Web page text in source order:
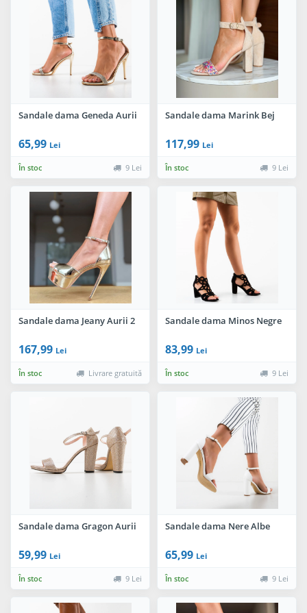
Sandale dama Geneda Aurii
65,99 Lei
În stoc 9 Lei
Sandale dama Marink Bej
117,99 Lei
În stoc 9 Lei
Sandale dama Jeany Aurii 2
167,99 Lei
În stoc Livrare gratuită
Sandale dama Minos Negre
83,99 Lei
În stoc 9 Lei
Sandale dama Gragon Aurii
59,99 Lei
În stoc 9 Lei
Sandale dama Nere Albe
65,99 Lei
În stoc 9 Lei